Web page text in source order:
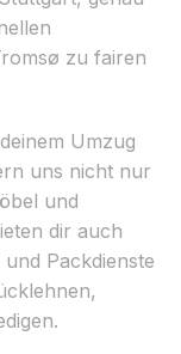
zu fairen
Umzug
uns nicht nur
und
dir auch
Packdienste